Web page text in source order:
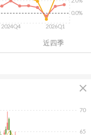
近四季
2024Q4 2026Q1
0.0%
close
65
70